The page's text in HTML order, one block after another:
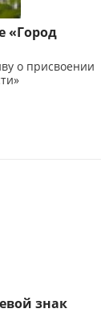
«Город
о присвоении
знак